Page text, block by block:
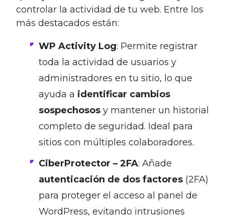
controlar la actividad de tu web. Entre los
más destacados están:
WP Activity Log: Permite registrar
toda la actividad de usuarios y
administradores en tu sitio, lo que
ayuda a identificar cambios
sospechosos y mantener un historial
completo de seguridad. Ideal para
sitios con múltiples colaboradores.
CiberProtector – 2FA: Añade
autenticación de dos factores (2FA)
para proteger el acceso al panel de
WordPress, evitando intrusiones